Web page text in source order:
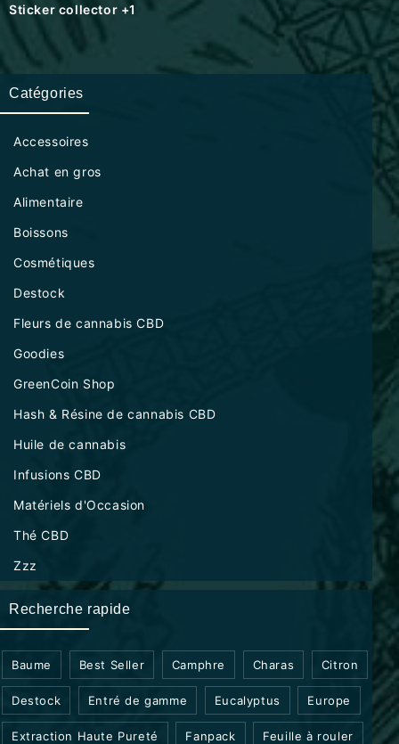
Sticker collector +1
Catégories
Accessoires
Achat en gros
Alimentaire
Boissons
Cosmétiques
Destock
Fleurs de cannabis CBD
Goodies
GreenCoin Shop
Hash & Résine de cannabis CBD
Huile de cannabis
Infusions CBD
Matériels d'Occasion
Thé CBD
Zzz
Recherche rapide
Baume Best Seller Camphre Charas Citron
Destock Entré de gamme Eucalyptus Europe
Extraction Haute Pureté Fanpack Feuille à rouler